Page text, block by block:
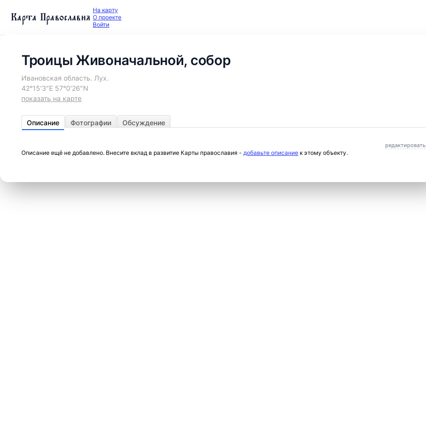
Карта Православия На карту
О проекте
Войти
Троицы Живоначальной, собор
Ивановская область. Лух.
42°15′3″E 57°0′26″N
показать на карте
Описание Фотографии Обсуждение
редактировать
Описание ещё не добавлено. Внесите вклад в развитие Карты православия - добавьте описание к этому объекту.